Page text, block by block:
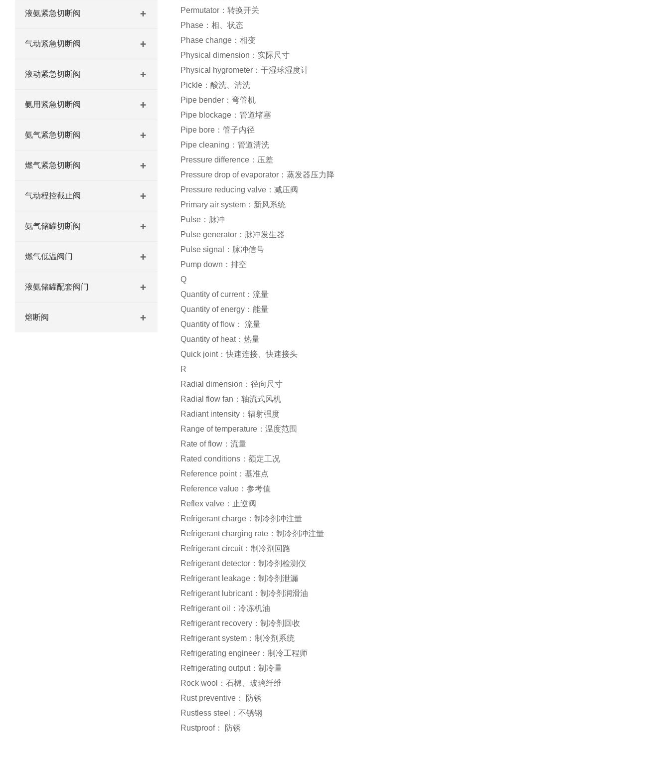
液氨紧急切断阀
气动紧急切断阀
液动紧急切断阀
氨用紧急切断阀
氨气紧急切断阀
燃气紧急切断阀
气动程控截止阀
氨气储罐切断阀
燃气低温阀门
液氨储罐配套阀门
熔断阀
Permutator：转换开关
Phase：相、状态
Phase change：相变
Physical dimension：实际尺寸
Physical hygrometer：干湿球湿度计
Pickle：酸洗、清洗
Pipe bender：弯管机
Pipe blockage：管道堵塞
Pipe bore：管子内径
Pipe cleaning：管道清洗
Pressure difference：压差
Pressure drop of evaporator：蒸发器压力降
Pressure reducing valve：减压阀
Primary air system：新风系统
Pulse：脉冲
Pulse generator：脉冲发生器
Pulse signal：脉冲信号
Pump down：排空
Q
Quantity of current：流量
Quantity of energy：能量
Quantity of flow： 流量
Quantity of heat：热量
Quick joint：快速连接、快速接头
R
Radial dimension：径向尺寸
Radial flow fan：轴流式风机
Radiant intensity：辐射强度
Range of temperature：温度范围
Rate of flow：流量
Rated conditions：额定工况
Reference point：基准点
Reference value：参考值
Reflex valve：止逆阀
Refrigerant charge：制冷剂冲注量
Refrigerant charging rate：制冷剂冲注量
Refrigerant circuit：制冷剂回路
Refrigerant detector：制冷剂检测仪
Refrigerant leakage：制冷剂泄漏
Refrigerant lubricant：制冷剂润滑油
Refrigerant oil：冷冻机油
Refrigerant recovery：制冷剂回收
Refrigerant system：制冷剂系统
Refrigerating engineer：制冷工程师
Refrigerating output：制冷量
Rock wool：石棉、玻璃纤维
Rust preventive： 防锈
Rustless steel：不锈钢
Rustproof： 防锈